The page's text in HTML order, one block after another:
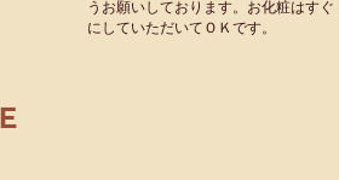
うお願いしております。お化粧はすぐ
にしていただいてＯＫです。